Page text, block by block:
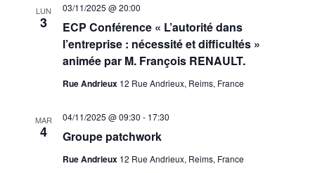
LUN
3
ECP Conférence « L’autorité dans
l’entreprise : nécessité et difficultés »
animée par M. François RENAULT.
03/11/2025 @ 20:00
Rue Andrieux 12 Rue Andrieux, Reims, France
MAR
4 Groupe patchwork
04/11/2025 @ 09:30 - 17:30
Rue Andrieux 12 Rue Andrieux, Reims, France